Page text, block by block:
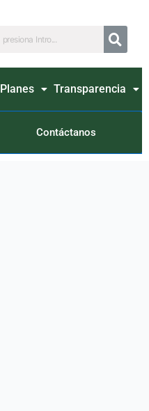
Planes Transparencia
Contáctanos